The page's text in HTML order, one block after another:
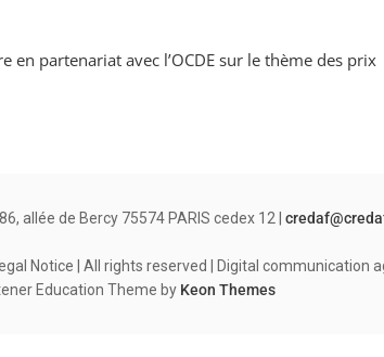
en partenariat avec l’OCDE sur le thème des prix
allée de Bercy 75574 PARIS cedex 12 |
Notice | All rights reserved | Digital communication
Education Theme by Keon Themes